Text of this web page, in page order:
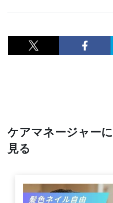
ケアマネージャー
見る